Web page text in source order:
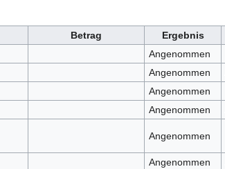
Betrag Ergebnis
Angenommen
Angenommen
Angenommen
Angenommen
Angenommen
Angenommen